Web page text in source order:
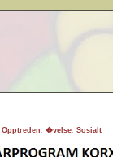
Opptreden , �velse, Sosialt